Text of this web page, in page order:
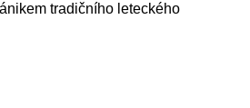
tradičního leteckého